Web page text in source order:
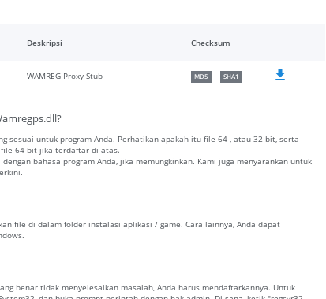
Deskripsi Checksum
WAMREG Proxy Stub MD5 SHA1
sesuai untuk program Anda. Perhatikan apakah itu file 64-, atau 32-bit, serta
file 64-bit jika terdaftar di atas.
bahasa program Anda, jika memungkinkan. Kami juga menyarankan untuk
file di dalam folder instalasi aplikasi / game. Cara lainnya, Anda dapat
benar tidak menyelesaikan masalah, Anda harus mendaftarkannya. Untuk